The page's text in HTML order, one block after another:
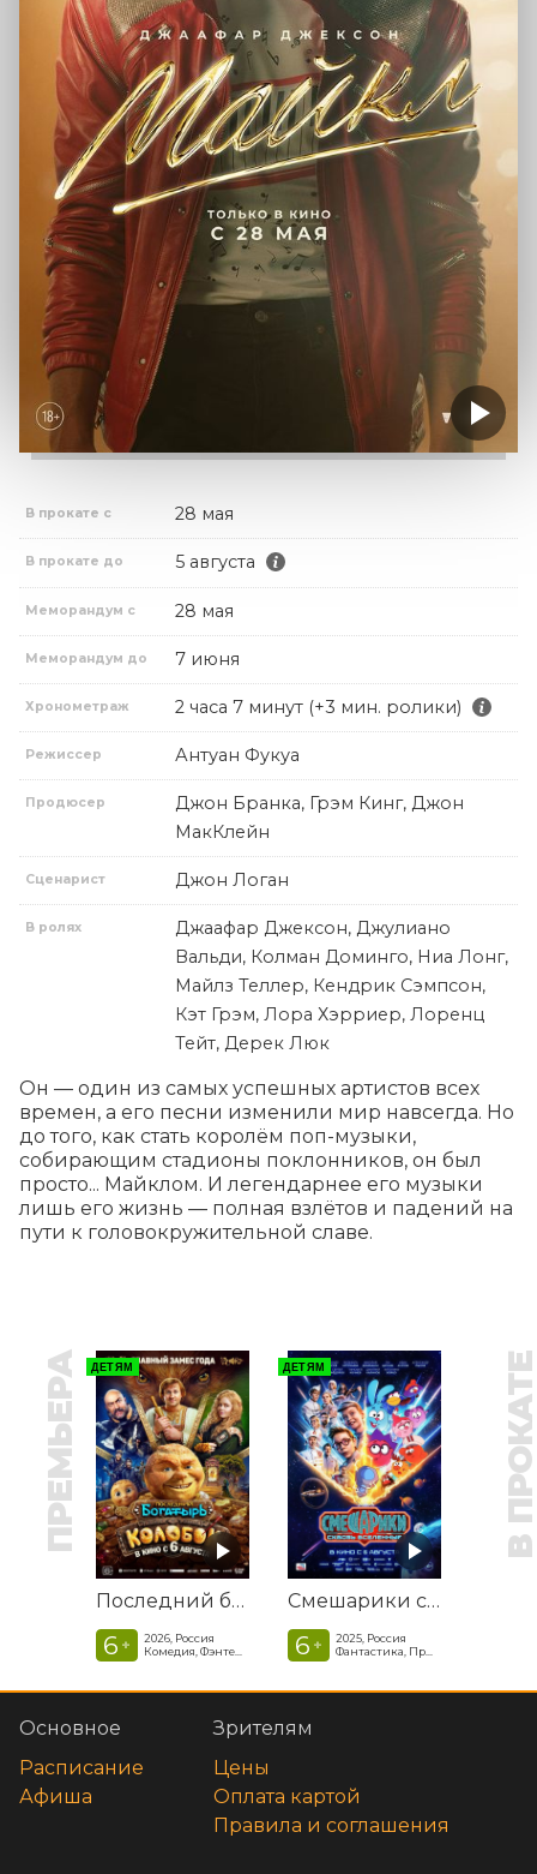
В прокате с 28 мая
В прокате до 5 августа
Меморандум с 28 мая
Меморандум до 7 июня
Хронометраж 2 часа 7 минут (+3 мин. ролики)
Режиссер Антуан Фукуа
Продюсер
Джон Бранка, Грэм Кинг, Джон
МакКлейн
Сценарист Джон Логан
В ролях
Джаафар Джексон, Джулиано
Вальди, Колман Доминго, Ниа Лонг,
Майлз Теллер, Кендрик Сэмпсон,
Кэт Грэм, Лора Хэрриер, Лоренц
Тейт, Дерек Люк
Он — один из самых успешных артистов всех
времен, а его песни изменили мир навсегда. Но
до того, как стать королём поп-музыки,
собирающим стадионы поклонников, он был
просто... Майклом. И легендарнее его музыки
лишь его жизнь — полная взлётов и падений на
пути к головокружительной славе.
ПРЕМЬЕРА ДЕТЯМ
Последний богатырь. Колобок
6 +
2026, Россия
Комедия, Фэнтези, Приключения
ДЕТЯМ
Смешарики сквозь вселенные
6 +
2025, Россия
Фантастика, Приключенческая комедия
В
Основное
Расписание
Афиша
Зрителям
Цены
Оплата картой
Правила и соглашения